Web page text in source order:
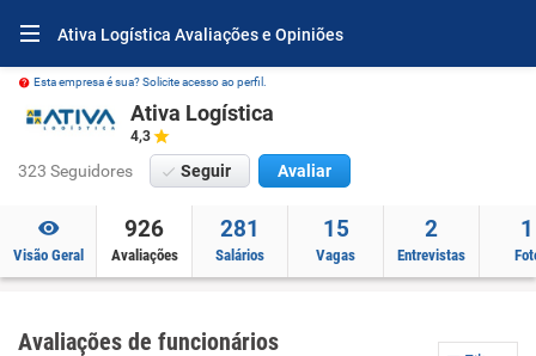
Ativa Logística Avaliações e Opiniões
Esta empresa é sua? Solicite acesso ao perfil.
Ativa Logística
4,3
323 Seguidores Seguir Avaliar
Visão Geral
926
Avaliações
281
Salários
15
Vagas
2
Entrevistas
1
Avaliações de funcionários